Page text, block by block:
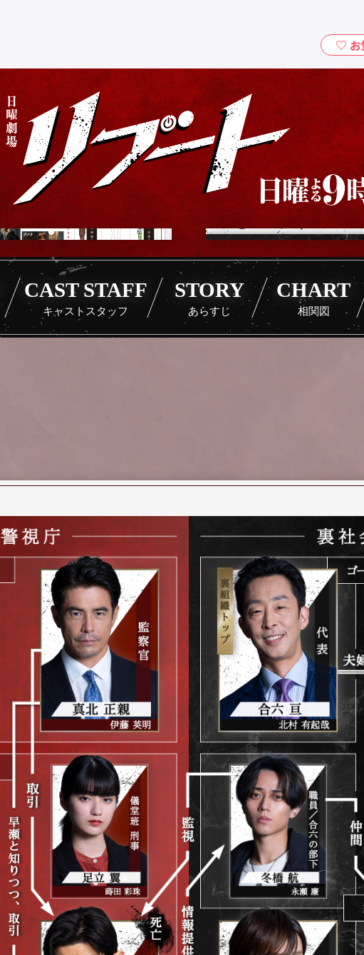
CAST STAFF
キャストスタッフ
STORY
あらすじ
CHART
相関図